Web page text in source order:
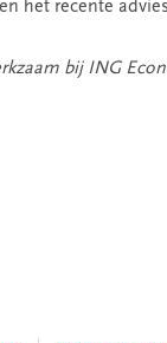
het recente
bij ING